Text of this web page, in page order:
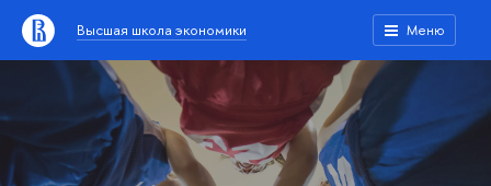
Высшая школа экономики Меню